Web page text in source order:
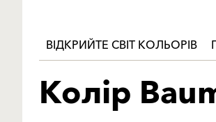
ВІДКРИЙТЕ СВІТ КОЛЬОРІВ
Колір